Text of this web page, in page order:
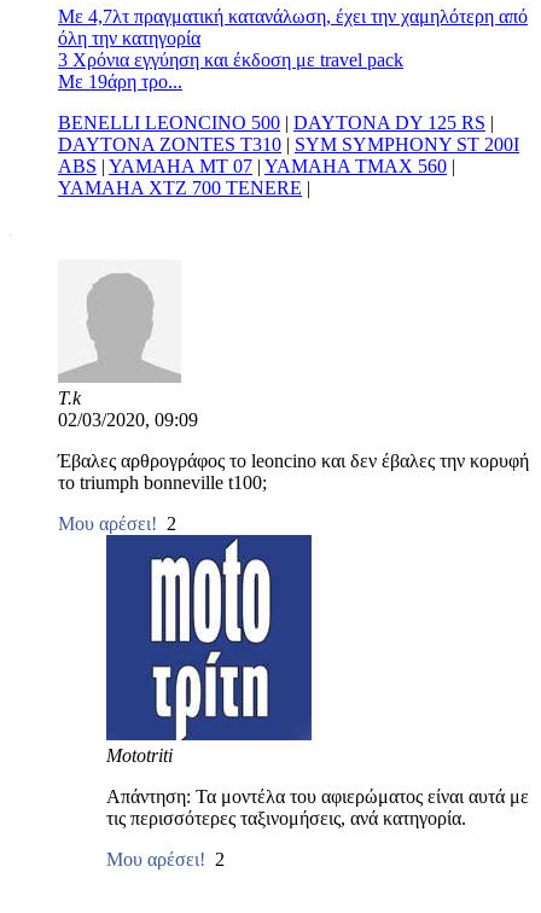
Με 4,7λτ πραγματική κατανάλωση, έχει την χαμηλότερη από
όλη την κατηγορία
3 Χρόνια εγγύηση και έκδοση με travel pack
Με 19άρη τρο...
BENELLI LEONCINO 500 | DAYTONA DY 125 RS |
DAYTONA ZONTES T310 | SYM SYMPHONY ST 200I
ABS | YAMAHA MT 07 | YAMAHA TMAX 560 |
YAMAHA XTZ 700 TENERE |
T.k
02/03/2020, 09:09
Έβαλες αρθρογράφος το leoncino και δεν έβαλες την κορυφή
το triumph bonneville t100;
Μου αρέσει! 2
Mototriti
Απάντηση: Τα μοντέλα του αφιερώματος είναι αυτά με
τις περισσότερες ταξινομήσεις, ανά κατηγορία.
Μου αρέσει! 2